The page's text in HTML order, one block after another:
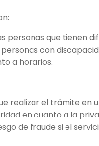
personas que tienen
con
a horarios.
realizar el trámite en
en cuanto a la
de fraude si el